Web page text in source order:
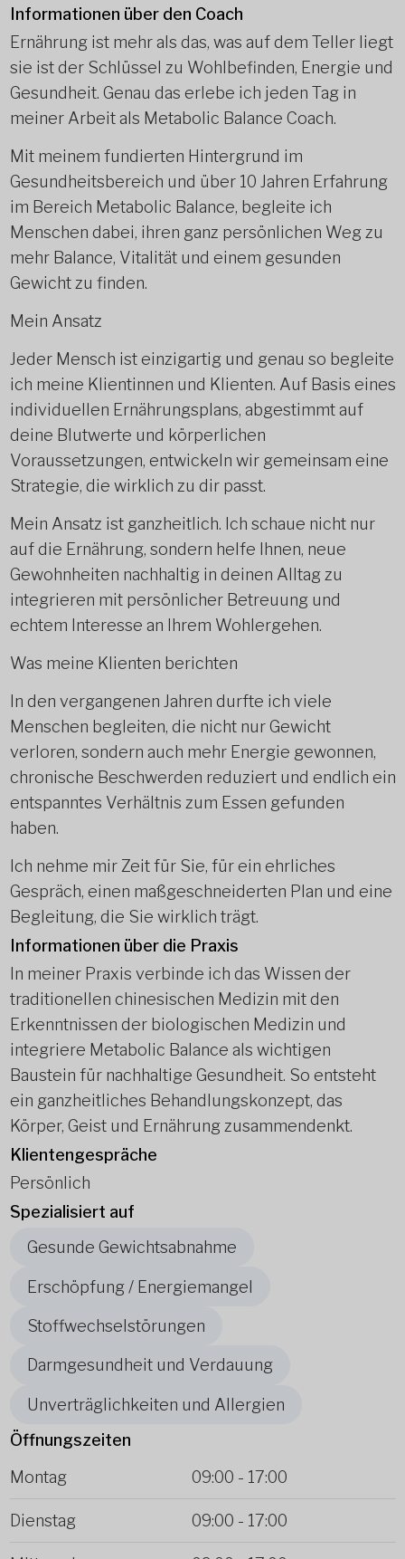
Informationen über den Coach
Ernährung ist mehr als das, was auf dem Teller liegt
sie ist der Schlüssel zu Wohlbefinden, Energie und
Gesundheit. Genau das erlebe ich jeden Tag in
meiner Arbeit als Metabolic Balance Coach.
Mit meinem fundierten Hintergrund im
Gesundheitsbereich und über 10 Jahren Erfahrung
im Bereich Metabolic Balance, begleite ich
Menschen dabei, ihren ganz persönlichen Weg zu
mehr Balance, Vitalität und einem gesunden
Gewicht zu finden.
Mein Ansatz
Jeder Mensch ist einzigartig und genau so begleite
ich meine Klientinnen und Klienten. Auf Basis eines
individuellen Ernährungsplans, abgestimmt auf
deine Blutwerte und körperlichen
Voraussetzungen, entwickeln wir gemeinsam eine
Strategie, die wirklich zu dir passt.
Mein Ansatz ist ganzheitlich. Ich schaue nicht nur
auf die Ernährung, sondern helfe Ihnen, neue
Gewohnheiten nachhaltig in deinen Alltag zu
integrieren mit persönlicher Betreuung und
echtem Interesse an Ihrem Wohlergehen.
Was meine Klienten berichten
In den vergangenen Jahren durfte ich viele
Menschen begleiten, die nicht nur Gewicht
verloren, sondern auch mehr Energie gewonnen,
chronische Beschwerden reduziert und endlich ein
entspanntes Verhältnis zum Essen gefunden
haben.
Ich nehme mir Zeit für Sie, für ein ehrliches
Gespräch, einen maßgeschneiderten Plan und eine
Begleitung, die Sie wirklich trägt.
Informationen über die Praxis
In meiner Praxis verbinde ich das Wissen der
traditionellen chinesischen Medizin mit den
Erkenntnissen der biologischen Medizin und
integriere Metabolic Balance als wichtigen
Baustein für nachhaltige Gesundheit. So entsteht
ein ganzheitliches Behandlungskonzept, das
Körper, Geist und Ernährung zusammendenkt.
Klientengespräche
Persönlich
Spezialisiert auf
Gesunde Gewichtsabnahme
Erschöpfung / Energiemangel
Stoffwechselstörungen
Darmgesundheit und Verdauung
Unverträglichkeiten und Allergien
Öffnungszeiten
Montag
09:00 - 17:00
Dienstag 09:00 - 17:00